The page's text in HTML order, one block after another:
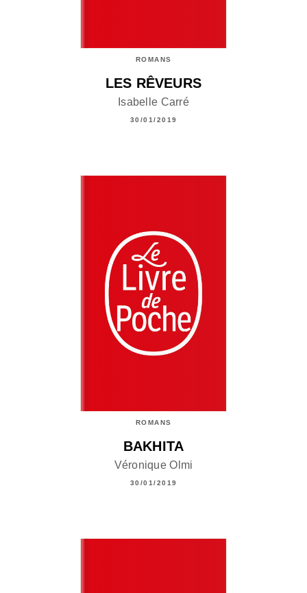
ROMANS
LES RÊVEURS
Isabelle Carré
30/01/2019
ROMANS
BAKHITA
Véronique Olmi
30/01/2019